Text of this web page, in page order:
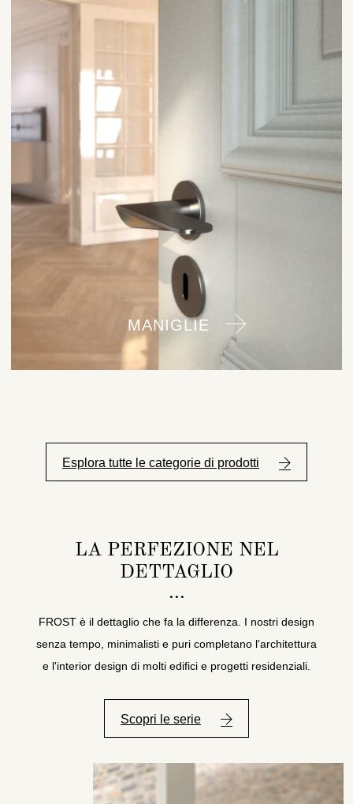
MANIGLIE
Esplora tutte le categorie di prodotti
LA PERFEZIONE NEL
DETTAGLIO
FROST è il dettaglio che fa la differenza. I nostri design
senza tempo, minimalisti e puri completano l'architettura
e l'interior design di molti edifici e progetti residenziali.
Scopri le serie